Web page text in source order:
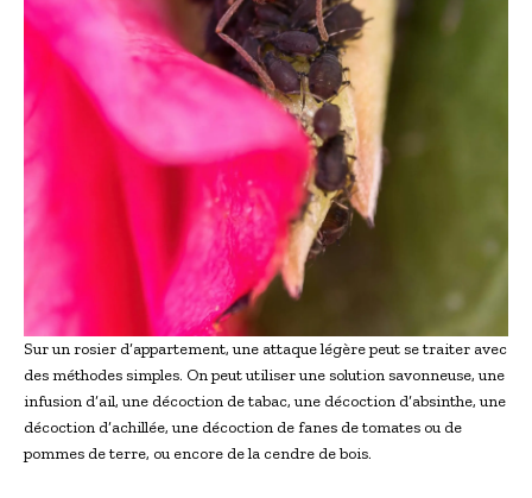
Sur un rosier d’appartement, une attaque légère peut se traiter avec
des méthodes simples. On peut utiliser une solution savonneuse, une
infusion d’ail, une décoction de tabac, une décoction d’absinthe, une
décoction d’achillée, une décoction de fanes de tomates ou de
pommes de terre, ou encore de la cendre de bois.